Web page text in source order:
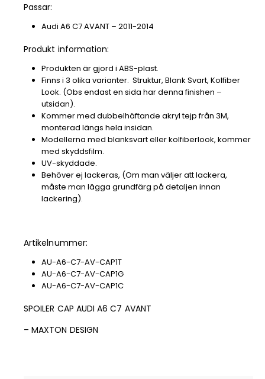
Passar:
Audi A6 C7 AVANT – 2011-2014
Produkt information:
Produkten är gjord i ABS-plast.
Finns i 3 olika varianter. Struktur, Blank Svart, Kolfiber
Look. (Obs endast en sida har denna finishen –
utsidan).
Kommer med dubbelhäftande akryl tejp från 3M,
monterad längs hela insidan.
Modellerna med blanksvart eller kolfiberlook, kommer
med skyddsfilm.
UV-skyddade.
Behöver ej lackeras, (Om man väljer att lackera,
måste man lägga grundfärg på detaljen innan
lackering).
Artikelnummer:
AU-A6-C7-AV-CAP1T
AU-A6-C7-AV-CAP1G
AU-A6-C7-AV-CAP1C
SPOILER CAP AUDI A6 C7 AVANT
– MAXTON DESIGN